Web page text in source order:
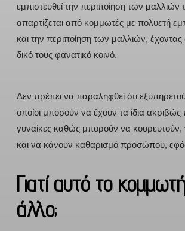
εμπιστευθεί την περιποίηση των μαλλιών
απαρτίζεται από κομμωτές με πολυετή
και την περιποίηση των μαλλιών, έχοντας
δικό τους φανατικό κοινό.
Δεν πρέπει να παραληφθεί ότι
οποίοι μπορούν να έχουν τα ίδια ακριβώς
γυναίκες καθώς μπορούν να κουρευτούν,
και να κάνουν καθαρισμό προσώπου,
Γιατί αυτό το
άλλο;